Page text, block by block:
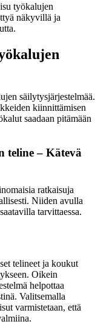
työkalujen
näkyvillä ja
säilytysjärjestelmää.
kiinnittämisen
saadaan pitämään
teline – Kätevä
ratkaisuja
Niiden avulla
tarvittaessa.
telineet ja koukut
Oikein
helpottaa
Valitsemalla
varmistetaan, että